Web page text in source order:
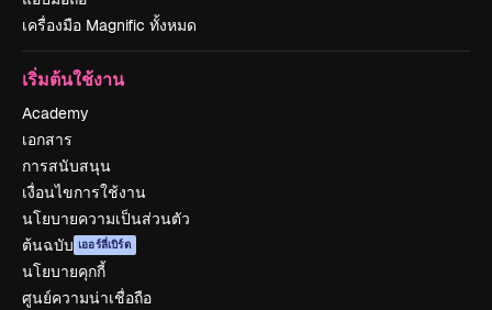
เครื่องมือ Magnific ทั้งหมด
เริ่มต้นใช้งาน
Academy
เอกสาร
การสนับสนุน
เงื่อนไขการใช้งาน
นโยบายความเป็นส่วนตัว
ต้นฉบับ เออร์ลี่เบิร์ด
นโยบายคุกกี้
ศูนย์ความน่าเชื่อถือ